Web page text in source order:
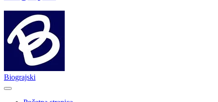
Biograjski